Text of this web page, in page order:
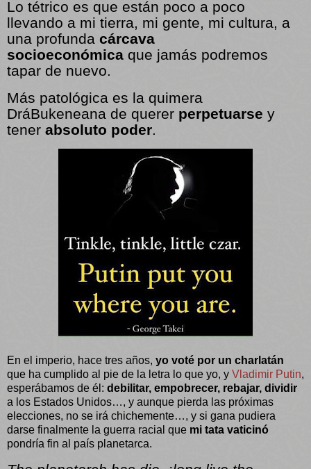
Lo tétrico es que están poco a poco
llevando a mi tierra, mi gente, mi cultura, a
una profunda cárcava
socioeconómica que jamás podremos
tapar de nuevo.
Más patológica es la quimera
DráBukeneana de querer perpetuarse y
tener absoluto poder.
En el imperio, hace tres años, yo voté por un charlatán
que ha cumplido al pie de la letra lo que yo, y Vladimir Putin,
esperábamos de él: debilitar, empobrecer, rebajar, dividir
a los Estados Unidos…, y aunque pierda las próximas
elecciones, no se irá chichemente…, y si gana pudiera
darse finalmente la guerra racial que mi tata vaticinó
pondría fin al país planetarca.